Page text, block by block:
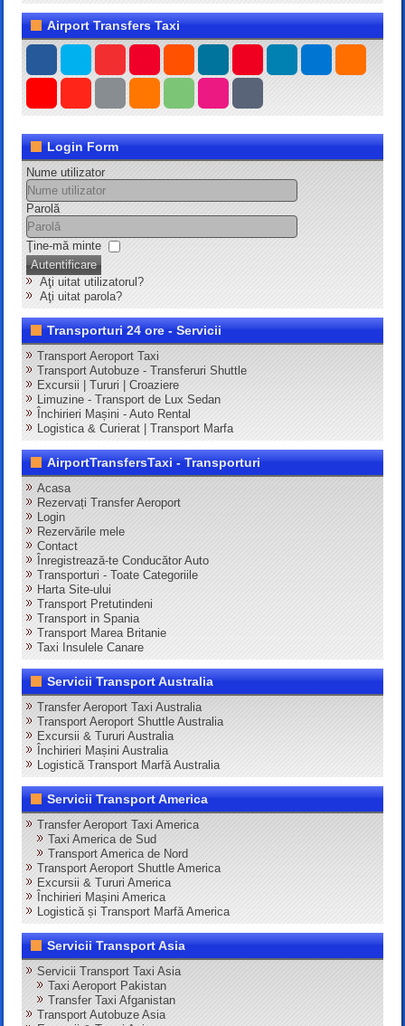
Airport Transfers Taxi
Login Form
Nume utilizator
Parolă
Ţine-mă minte
Autentificare
Aţi uitat utilizatorul?
Aţi uitat parola?
Transporturi 24 ore - Servicii
Transport Aeroport Taxi
Transport Autobuze - Transferuri Shuttle
Excursii | Tururi | Croaziere
Limuzine - Transport de Lux Sedan
Închirieri Mașini - Auto Rental
Logistica & Curierat | Transport Marfa
AirportTransfersTaxi - Transporturi
Acasa
Rezervați Transfer Aeroport
Login
Rezervările mele
Contact
Înregistrează-te Conducător Auto
Transporturi - Toate Categoriile
Harta Site-ului
Transport Pretutindeni
Transport in Spania
Transport Marea Britanie
Taxi Insulele Canare
Servicii Transport Australia
Transfer Aeroport Taxi Australia
Transport Aeroport Shuttle Australia
Excursii & Tururi Australia
Închirieri Mașini Australia
Logistică Transport Marfă Australia
Servicii Transport America
Transfer Aeroport Taxi America
Taxi America de Sud
Transport America de Nord
Transport Aeroport Shuttle America
Excursii & Tururi America
Închirieri Mașini America
Logistică și Transport Marfă America
Servicii Transport Asia
Servicii Transport Taxi Asia
Taxi Aeroport Pakistan
Transfer Taxi Afganistan
Transport Autobuze Asia